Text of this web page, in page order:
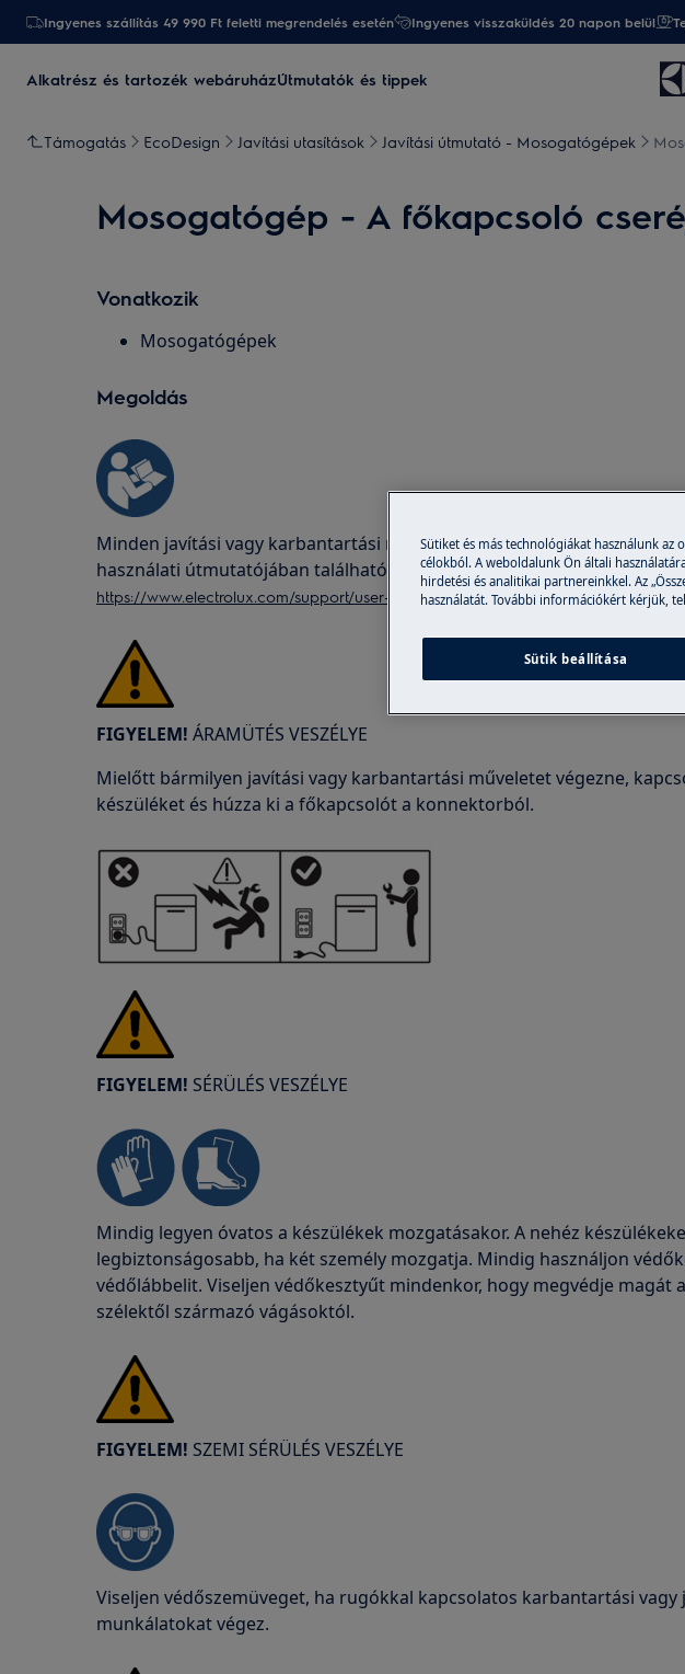
Ingyenes szállítás 49 990 Ft feletti megrendelés esetén Ingyenes visszaküldés 20 napon belül
Alkatrész és tartozék webáruházÚtmutatók és tippek
Támogatás EcoDesign Javítási utasítások Javítási útmutató - Mosogatógépek
Mosogatógép - A főkapcsoló
Vonatkozik
Mosogatógépek
Megoldás
Minden javítási vagy karbantartási művelet előtt mindig olvassa el a
használati útmutatójában található biztonsági információkat.
https://www.electrolux.com/support/user-manuals/
FIGYELEM! ÁRAMÜTÉS VESZÉLYE
Mielőtt bármilyen javítási vagy karbantartási műveletet végezne,
készüléket és húzza ki a főkapcsolót a konnektorból.
FIGYELEM! SÉRÜLÉS VESZÉLYE
Mindig legyen óvatos a készülékek mozgatásakor. A nehéz
legbiztonságosabb, ha két személy mozgatja. Mindig használjon
védőlábbelit. Viseljen védőkesztyűt mindenkor, hogy megvédje magát
szélektől származó vágásoktól.
FIGYELEM! SZEMI SÉRÜLÉS VESZÉLYE
Viseljen védőszemüveget, ha rugókkal kapcsolatos karbantartási vagy
munkálatokat végez.
Sütiket és más technológiákat használunk
célokból. A weboldalunk Ön általi
hirdetési és analitikai partnereinkkel. Az
használatát. További információkért kérjük,
Sütik beállítása